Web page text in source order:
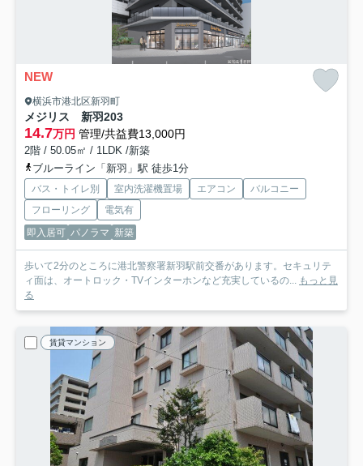
NEW
横浜市港北区新羽町
メジリス 新羽203
14.7万円 管理/共益費13,000円
2階 / 50.05㎡ / 1LDK /新築
ブルーライン「新羽」駅 徒歩1分
バス・トイレ別 室内洗濯機置場 エアコン
バルコニー
フローリング
電気有
即入居可 パノラマ 新築
歩いて2分のところに港北警察署新羽駅前交番があります。セキュリテ
ィ面は、オートロック・TVインターホンなど充実しているの...
もっと見
る
賃貸マンション